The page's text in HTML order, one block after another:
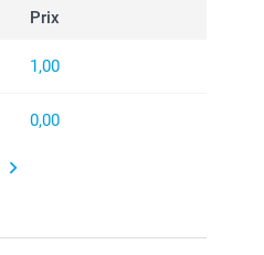
Prix
1,00
0,00